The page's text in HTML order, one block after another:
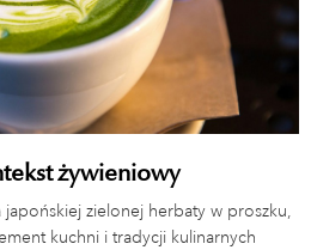
żywieniowy
zielonej herbaty w proszku,
kuchni i tradycji kulinarnych